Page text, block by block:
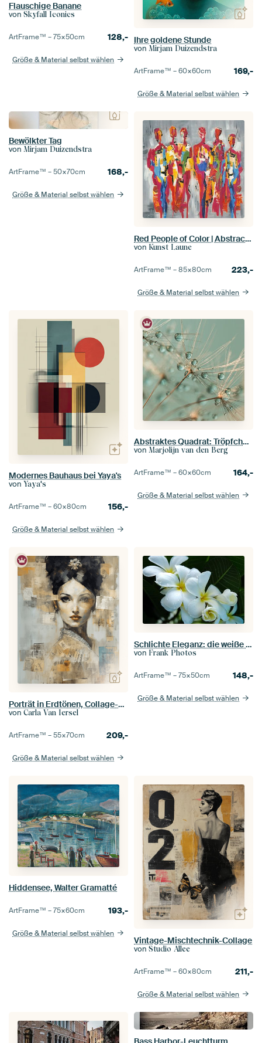
Flauschige Banane
von Skyfall Iconics
ArtFrame™ –75×50cm 128,-
Größe & Material selbst wählen
Ihre goldene Stunde
von Mirjam Duizendstra
ArtFrame™ –60×60cm 169,-
Größe & Material selbst wählen
Bewölkter Tag
von Mirjam Duizendstra
ArtFrame™ –50×70cm 168,-
Größe & Material selbst wählen
Red People of Color | Abstract Painting of People Figures
von Kunst Laune
ArtFrame™ –85×80cm 223,-
Größe & Material selbst wählen
Modernes Bauhaus bei Yaya's
von Yaya's
ArtFrame™ –60×80cm 156,-
Größe & Material selbst wählen
Abstraktes Quadrat: Tröpfchen ruhen auf einer Pusteblume
von Marjolijn van den Berg
ArtFrame™ –60×60cm 164,-
Größe & Material selbst wählen
Porträt in Erdtönen, Collage-Stil
von Carla Van Iersel
ArtFrame™ –55×70cm 209,-
Größe & Material selbst wählen
Schlichte Eleganz: die weiße Frangipani-Blüte
von Frank Photos
ArtFrame™ –75×50cm 148,-
Größe & Material selbst wählen
Hiddensee, Walter Gramatté
ArtFrame™ –75×60cm 193,-
Größe & Material selbst wählen
Vintage-Mischtechnik-Collage
von Studio Allee
ArtFrame™ –60×80cm 211,-
Größe & Material selbst wählen